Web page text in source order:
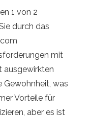
1 von 2
durch das
mit
ausgewirkten
Gewohnheit, was
Vorteile für
aber es ist